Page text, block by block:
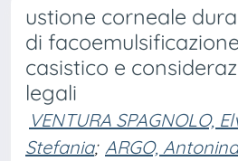
ustione corneale
di
casistico e
legali
VENTURA SPAGNOLO,
Stefania; ARGO, Antonina